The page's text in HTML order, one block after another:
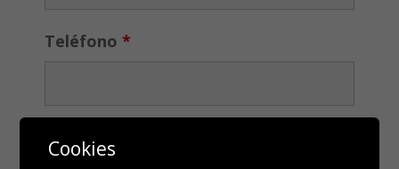
Teléfono *
Cookies